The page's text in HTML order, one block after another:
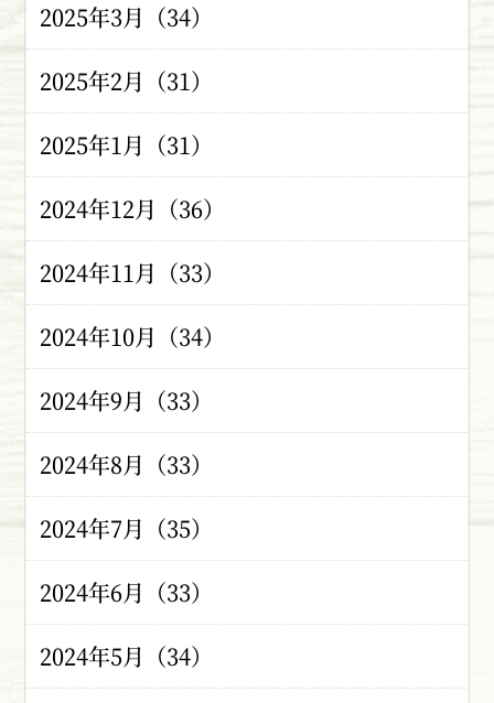
2025年3月（34）
2025年2月（31）
2025年1月（31）
2024年12月（36）
2024年11月（33）
2024年10月（34）
2024年9月（33）
2024年8月（33）
2024年7月（35）
2024年6月（33）
2024年5月（34）